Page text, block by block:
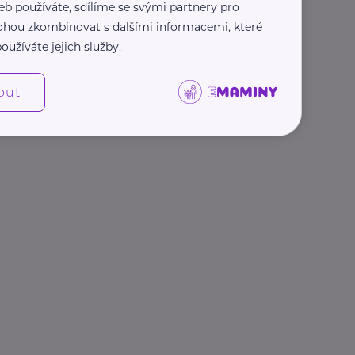
používáte, sdílíme se svými partnery pro
zkombinovat s dalšími informacemi, které
jejich služby.